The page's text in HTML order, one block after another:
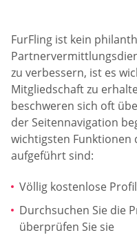
FurFling ist kein
zu verbessern, ist es
Mitgliedschaft zu
beschweren sich oft
der Seitennavigation
wichtigsten Funktionen
aufgeführt sind:
Völlig kostenlose
Durchsuchen Sie die
überprüfen Sie sie